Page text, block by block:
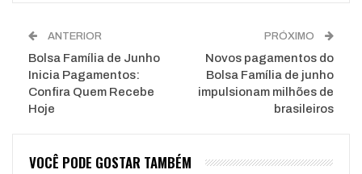
ANTERIOR
Bolsa Família de Junho
Inicia Pagamentos:
Confira Quem Recebe
Hoje
PRÓXIMO
Novos pagamentos do
Bolsa Família de junho
impulsionam milhões de
brasileiros
VOCÊ PODE GOSTAR TAMBÉM